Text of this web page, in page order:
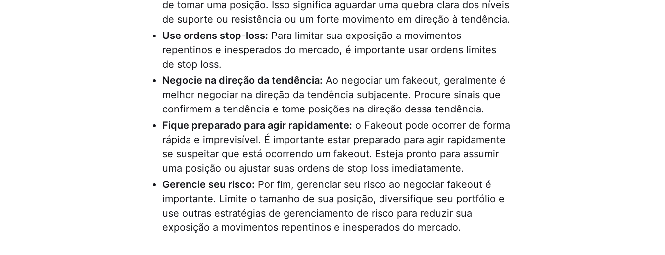
de tomar uma posição. Isso significa aguardar uma quebra clara dos níveis
de suporte ou resistência ou um forte movimento em direção à tendência.
Use ordens stop-loss: Para limitar sua exposição a movimentos
repentinos e inesperados do mercado, é importante usar ordens limites
de stop loss.
Negocie na direção da tendência: Ao negociar um fakeout, geralmente é
melhor negociar na direção da tendência subjacente. Procure sinais que
confirmem a tendência e tome posições na direção dessa tendência.
Fique preparado para agir rapidamente: o Fakeout pode ocorrer de forma
rápida e imprevisível. É importante estar preparado para agir rapidamente
se suspeitar que está ocorrendo um fakeout. Esteja pronto para assumir
uma posição ou ajustar suas ordens de stop loss imediatamente.
Gerencie seu risco: Por fim, gerenciar seu risco ao negociar fakeout é
importante. Limite o tamanho de sua posição, diversifique seu portfólio e
use outras estratégias de gerenciamento de risco para reduzir sua
exposição a movimentos repentinos e inesperados do mercado.